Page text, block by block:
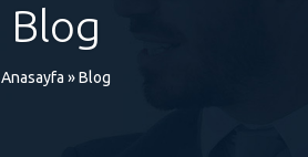
Blog
Anasayfa »Blog